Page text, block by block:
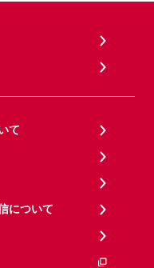
て
について